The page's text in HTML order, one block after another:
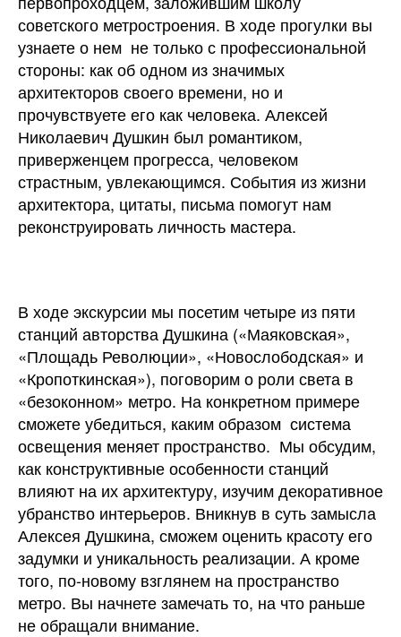
советского метростроения. В ходе прогулки вы
узнаете о нем не только с профессиональной
стороны: как об одном из значимых
архитекторов своего времени, но и
прочувствуете его как человека. Алексей
Николаевич Душкин был романтиком,
приверженцем прогресса, человеком
страстным, увлекающимся. События из жизни
архитектора, цитаты, письма помогут нам
реконструировать личность мастера.
В ходе экскурсии мы посетим четыре из пяти
станций авторства Душкина («Маяковская»,
«Площадь Революции», «Новослободская» и
«Кропоткинская»), поговорим о роли света в
«безоконном» метро. На конкретном примере
сможете убедиться, каким образом система
освещения меняет пространство. Мы обсудим,
как конструктивные особенности станций
влияют на их архитектуру, изучим декоративное
убранство интерьеров. Вникнув в суть замысла
Алексея Душкина, сможем оценить красоту его
задумки и уникальность реализации. А кроме
того, по-новому взглянем на пространство
метро. Вы начнете замечать то, на что раньше
не обращали внимание.